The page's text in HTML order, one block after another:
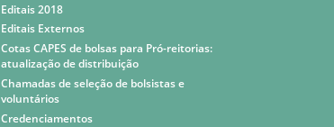
Editais 2018
Editais Externos
Cotas CAPES de bolsas para Pró-reitorias:
atualização de distribuição
Chamadas de seleção de bolsistas e
voluntários
Credenciamentos